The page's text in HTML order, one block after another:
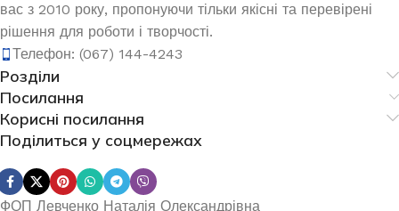
вас з 2010 року, пропонуючи тільки якісні та перевірені
рішення для роботи і творчості.
Телефон: (067) 144-4243
Розділи
Посилання
Корисні посилання
Поділиться у соцмережах
ФОП Левченко Наталія Олександрівна